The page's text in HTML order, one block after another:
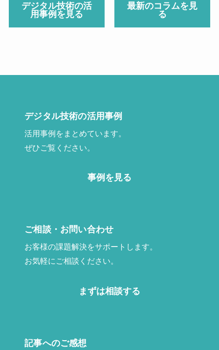
デジタル技術の活
用事例を見る
最新のコラムを見
る
デジタル技術の活用事例
活用事例をまとめています。
ぜひご覧ください。
事例を見る
ご相談・お問い合わせ
お客様の課題解決をサポートします。
お気軽にご相談ください。
まずは相談する
記事へのご感想